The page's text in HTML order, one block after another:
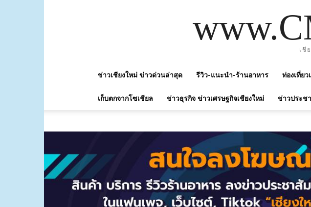
เชี
ข่าวเชียงใหม่ ข่าวด่วนล่าสุด รีวิว-แนะนำ-ร้านอาหาร ท่องเที่ย
เก็บตกจากโซเชียล ข่าวธุรกิจ ข่าวเศรษฐกิจเชียงใหม่ ข่าวประช